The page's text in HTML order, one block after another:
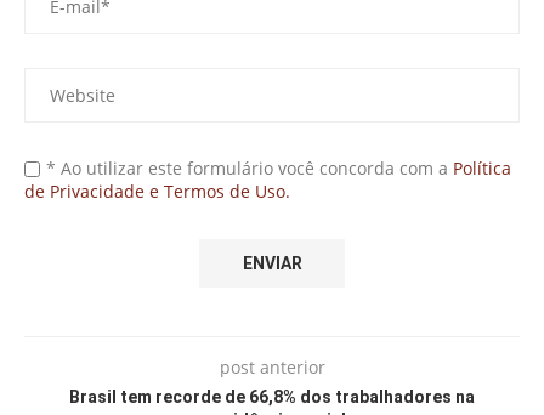
* Ao utilizar este formulário você concorda com a Política
de Privacidade e Termos de Uso.
post anterior
Brasil tem recorde de 66,8% dos trabalhadores na